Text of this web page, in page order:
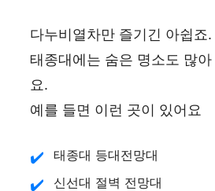
다누비열차만 즐기긴 아쉽죠.
태종대에는 숨은 명소도 많아
요.
예를 들면 이런 곳이 있어요
태종대 등대전망대
신선대 절벽 전망대